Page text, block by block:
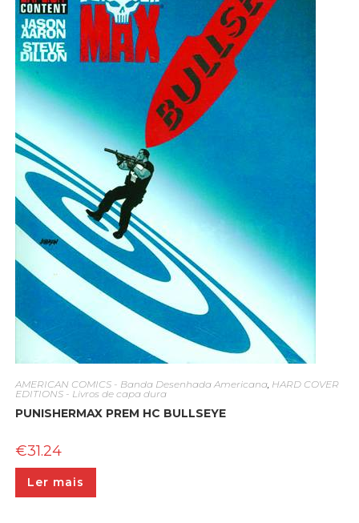
AMERICAN COMICS - Banda Desenhada Americana, HARD COVER
EDITIONS - Livros de capa dura
PUNISHERMAX PREM HC BULLSEYE
€31.24
Ler mais